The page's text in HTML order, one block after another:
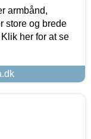
armbånd,
store og brede
her for at se